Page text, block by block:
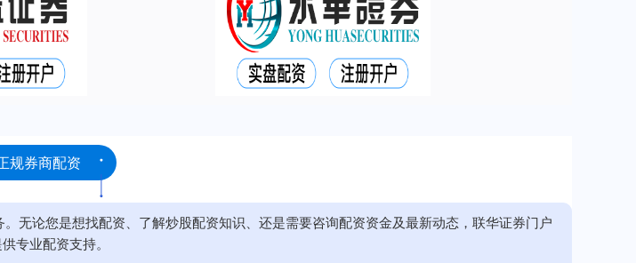
规券商配资
无论您是想找配资、了解炒股配资知识、还是需要咨询配资资金及最新动态，联华证券门户
专业配资支持。